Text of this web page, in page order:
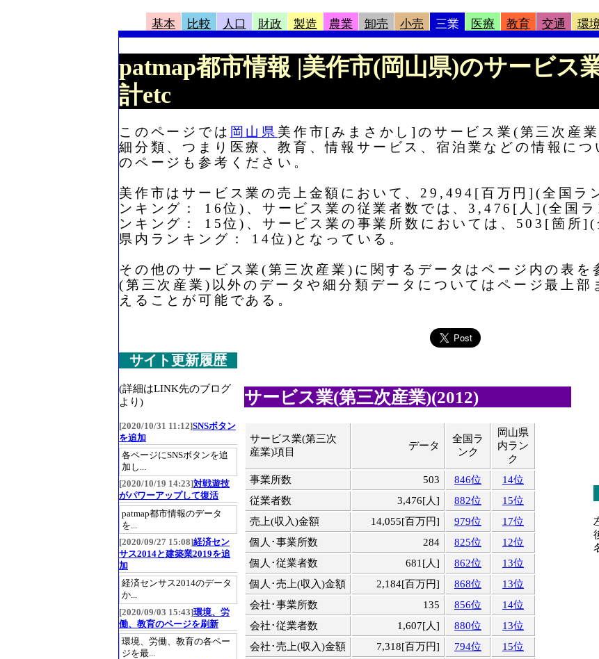
基本 比較 人口 財政 製造 農業 卸売 小売 三業 医療 教育 交通 環
patmap都市情報 |美作市(岡山県)のサービス
計etc
このページでは 岡山県 美作市[みまさかし]のサービス業(第三次産
細分類、つまり医療、教育、情報サービス、宿泊業などの情報に
のページも参考ください。
美作市はサービス業の売上金額において、29,494[百万円](全国ラ
ンキング： 16位)、サービス業の従業者数では、3,476[人](全国
ンキング： 15位)、サービス業の事業所数においては、503[箇所
県内ランキング： 14位)となっている。
その他のサービス業(第三次産業)に関するデータはページ内の表を
(第三次産業)以外のデータや細分類データについてはページ最上部
えることが可能である。
サービス業(第三次産業)(2012)
サービス業(第三次
産業)項目
データ
全国ラ
ンク
岡山県
内ラン
ク
事業所数
503 846位
14位
従業者数
3,476[人] 882位
15位
売上(収入)金額
14,055[百万円] 979位
17位
個人･事業所数
284 825位
12位
個人･従業者数
681[人] 862位
13位
個人･売上(収入)金額
2,184[百万円] 868位
13位
会社･事業所数
135 856位
14位
会社･従業者数
1,607[人] 880位
13位
会社･売上(収入)金額
7,318[百万円] 794位
15位
サイト更新履歴
(詳細はLINK先のブログ
より)
[2020/10/31 11:12]SNSボタン
を追加
各ページにSNSボタンを追
加し...
[2020/10/19 14:23]対戦遊技
がパワーアップして復活
patmap都市情報のデータ
を...
[2020/09/27 15:08]経済セン
サス2014と建築業2019を追
加
経済センサス2014のデータ
か...
[2020/09/03 15:43]環境、労
働、教育のページを刷新
環境、労働、教育の各ペー
ジを最...